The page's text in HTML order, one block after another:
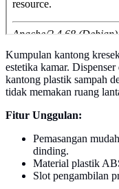
Kumpulan kantong
estetika kamar.
kantong plastik sampah
tidak memakan ruang
Fitur Unggulan:
Pemasangan
dinding.
Material plastik
Slot pengambilan